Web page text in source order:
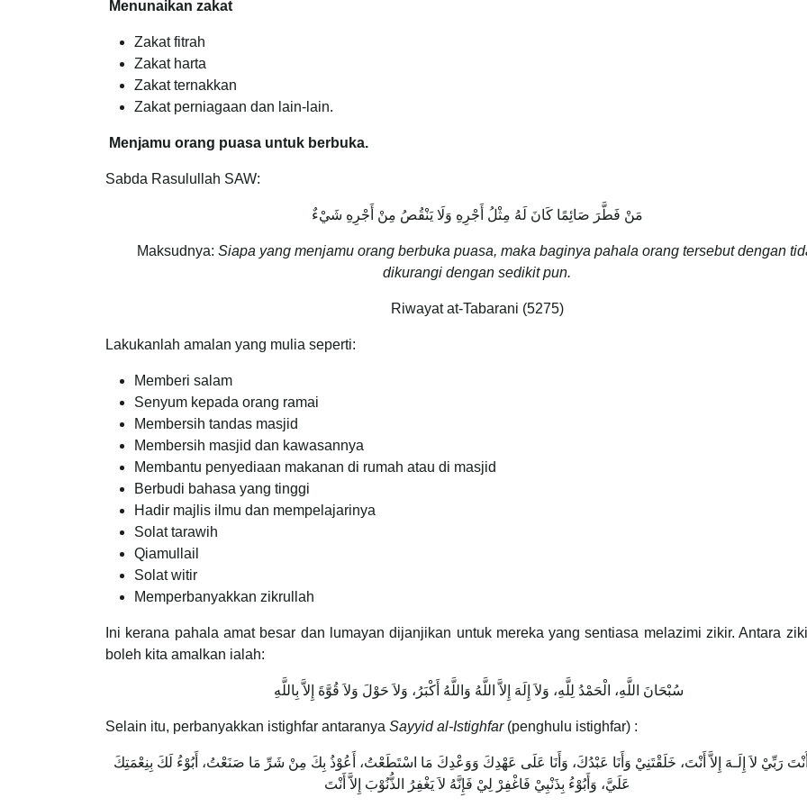
Menunaikan zakat
Zakat fitrah
Zakat harta
Zakat ternakkan
Zakat perniagaan dan lain-lain.
Menjamu orang puasa untuk berbuka.
Sabda Rasulullah SAW:
مَنْ فَطَّرَ صَائِمًا كَانَ لَهُ مِثْلُ أَجْرِهِ وَلَا يَنْقُصُ مِنْ أَجْرِهِ شَيْءٌ
Maksudnya: Siapa yang menjamu orang berbuka puasa, maka baginya pahala orang tersebut dengan
dikurangi dengan sedikit pun.
Riwayat at-Tabarani (5275)
Lakukanlah amalan yang mulia seperti:
Memberi salam
Senyum kepada orang ramai
Membersih tandas masjid
Membersih masjid dan kawasannya
Membantu penyediaan makanan di rumah atau di masjid
Berbudi bahasa yang tinggi
Hadir majlis ilmu dan mempelajarinya
Solat tarawih
Qiamullail
Solat witir
Memperbanyakkan zikrullah
Ini kerana pahala amat besar dan lumayan dijanjikan untuk mereka yang sentiasa melazimi zikir. Antara
boleh kita amalkan ialah:
سُبْحَانَ اللَّهِ، الْحَمْدُ لِلَّهِ، وَلاَ إِلَهَ إِلاَّ اللَّهُ وَاللَّهُ أَكْبَرُ، وَلاَ حَوْلَ وَلاَ قُوَّةَ إِلاَّ بِاللَّهِ
Selain itu, perbanyakkan istighfar antaranya Sayyid al-Istighfar (penghulu istighfar) :
أَنْتَ رَبِّيْ لاَ إِلَـهَ إِلاَّ أَنْتَ، خَلَقْتَنِيْ وَأَنَا عَبْدُكَ، وَأَنَا عَلَى عَهْدِكَ وَوَعْدِكَ مَا اسْتَطَعْتُ، أَعُوْذُ بِكَ مِنْ شَرِّ مَا صَنَعْتُ، أَبُوْءُ لَكَ بِنِعْمَتِكَ
عَلَيَّ، وَأَبُوْءُ بِذَنْبِيْ فَاغْفِرْ لِيْ فَإِنَّهُ لاَ يَغْفِرُ الذُّنُوْبَ إِلاَّ أَنْتَ